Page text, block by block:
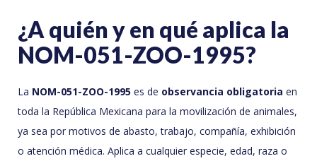
¿A quién y en qué aplica la
NOM-051-ZOO-1995?
La NOM-051-ZOO-1995 es de observancia obligatoria en
toda la República Mexicana para la movilización de animales,
ya sea por motivos de abasto, trabajo, compañía, exhibición
o atención médica. Aplica a cualquier especie, edad, raza o